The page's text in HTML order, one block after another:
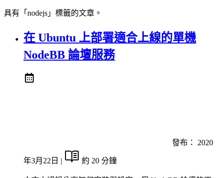
具有「nodejs」標籤的文章。
在 Ubuntu 上部署適合上線的單機
NodeBB 論壇服務
發布： 2020
年3月22日 | 約 20 分鐘